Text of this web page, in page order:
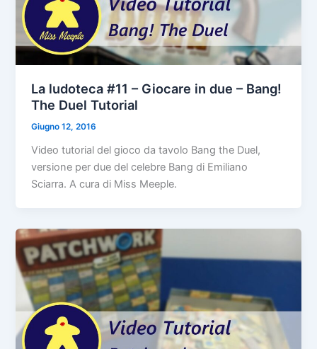
La ludoteca #11 – Giocare in due – Bang!
The Duel Tutorial
Giugno 12, 2016
Video tutorial del gioco da tavolo Bang the Duel,
versione per due del celebre Bang di Emiliano
Sciarra. A cura di Miss Meeple.